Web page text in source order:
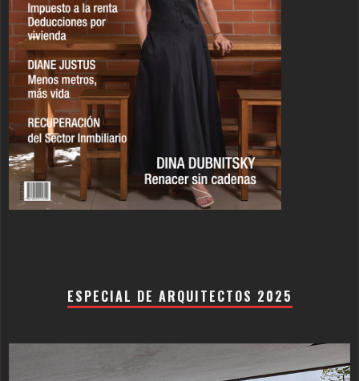
ESPECIAL DE ARQUITECTOS 2025